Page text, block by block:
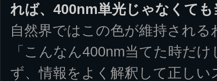
れば、400nm単光じゃなくて
自然界ではこの色が維持され
「こんなん400nm当てた時だ
ず、情報をよく解釈して正し